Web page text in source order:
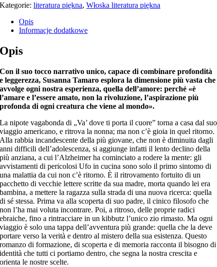
Kategorie:literatura piękna,Włoska literatura piękna
Opis
Informacje dodatkowe
Opis
Con il suo tocco narrativo unico, capace di combinare profondità
e leggerezza, Susanna Tamaro esplora la dimensione più vasta che
avvolge ogni nostra esperienza, quella dell’amore: perché «è
l’amare e l’essere amato, non la rivoluzione, l’aspirazione più
profonda di ogni creatura che viene al mondo».
La nipote vagabonda di „Va’ dove ti porta il cuore” torna a casa dal suo
viaggio americano, e ritrova la nonna; ma non c’è gioia in quel ritorno.
Alla rabbia incandescente della più giovane, che non è diminuita dagli
anni difficili dell’adolescenza, si aggiunge infatti il lento declino della
più anziana, a cui l’Alzheimer ha cominciato a rodere la mente: gli
avvistamenti di pericolosi Ufo in cucina sono solo il primo sintomo di
una malattia da cui non c’è ritorno. È il ritrovamento fortuito di un
pacchetto di vecchie lettere scritte da sua madre, morta quando lei era
bambina, a mettere la ragazza sulla strada di una nuova ricerca: quella
di sé stessa. Prima va alla scoperta di suo padre, il cinico filosofo che
non l’ha mai voluta incontrare. Poi, a ritroso, delle proprie radici
ebraiche, fino a rintracciare in un kibbutz l’unico zio rimasto. Ma ogni
viaggio è solo una tappa dell’avventura più grande: quella che la deve
portare verso la verità e dentro al mistero della sua esistenza. Questo
romanzo di formazione, di scoperta e di memoria racconta il bisogno di
identità che tutti ci portiamo dentro, che segna la nostra crescita e
orienta le nostre scelte.